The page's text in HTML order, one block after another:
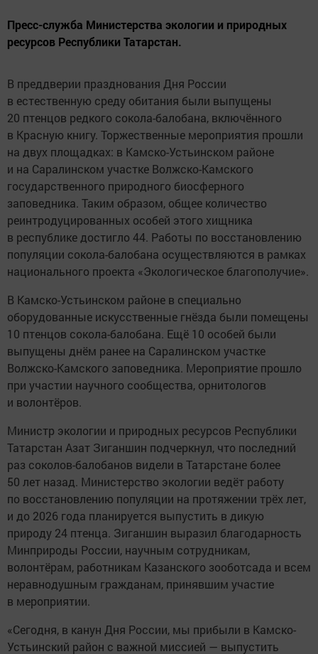
Пресс-служба Министерства экологии и природных
ресурсов Республики Татарстан.
В преддверии празднования Дня России
в естественную среду обитания были выпущены
20 птенцов редкого сокола-балобана, включённого
в Красную книгу. Торжественные мероприятия прошли
на двух площадках: в Камско-Устьинском районе
и на Саралинском участке Волжско-Камского
государственного природного биосферного
заповедника. Таким образом, общее количество
реинтродуцированных особей этого хищника
в республике достигло 44. Работы по восстановлению
популяции сокола-балобана осуществляются в рамках
национального проекта «Экологическое благополучие».
В Камско-Устьинском районе в специально
оборудованные искусственные гнёзда были помещены
10 птенцов сокола-балобана. Ещё 10 особей были
выпущены днём ранее на Саралинском участке
Волжско-Камского заповедника. Мероприятие прошло
при участии научного сообщества, орнитологов
и волонтёров.
Министр экологии и природных ресурсов Республики
Татарстан Азат Зиганшин подчеркнул, что последний
раз соколов-балобанов видели в Татарстане более
50 лет назад. Министерство экологии ведёт работу
по восстановлению популяции на протяжении трёх лет,
и до 2026 года планируется выпустить в дикую
природу 24 птенца. Зиганшин выразил благодарность
Минприроды России, научным сотрудникам,
волонтёрам, работникам Казанского зооботсада и всем
неравнодушным гражданам, принявшим участие
в мероприятии.
«Сегодня, в канун Дня России, мы прибыли в Камско-
Устьинский район с важной миссией — выпустить